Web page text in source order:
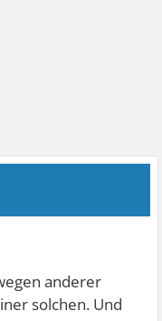
anderer
solchen. Und